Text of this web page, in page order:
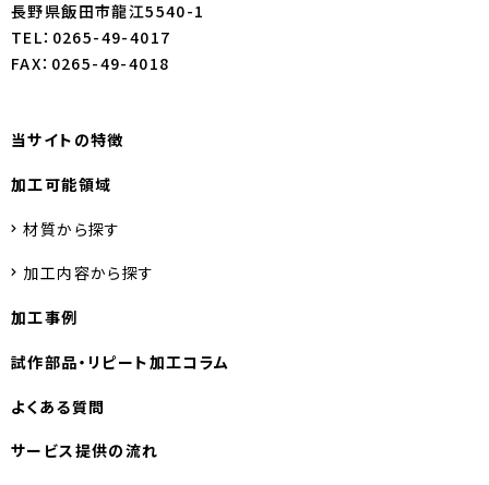
長野県飯田市龍江5540-1
TEL：0265-49-4017
FAX：0265-49-4018
当サイトの特徴
加工可能領域
材質から探す
加工内容から探す
加工事例
試作部品・ リピート加工コラム
よくある質問
サービス提供の流れ